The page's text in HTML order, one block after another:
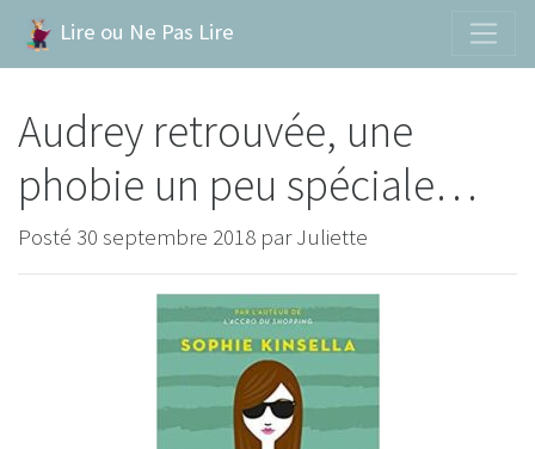
Lire ou Ne Pas Lire
Audrey retrouvée, une
phobie un peu spéciale…
Posté 30 septembre 2018 par Juliette